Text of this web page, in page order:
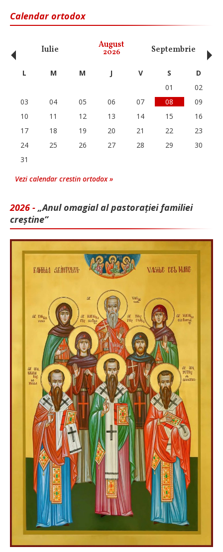
Calendar ortodox
Iulie August
2026 Septembrie
‹ L M M J V S
D
01
02
03
04 05 06 07 08
09
10
11 12 13 14 15
16
17
18 19 20 21 22
23
24
25 26 27 28 29
30
31
Vezi calendar crestin ortodox »
2026 - „Anul omagial al pastorației familiei
creștine”